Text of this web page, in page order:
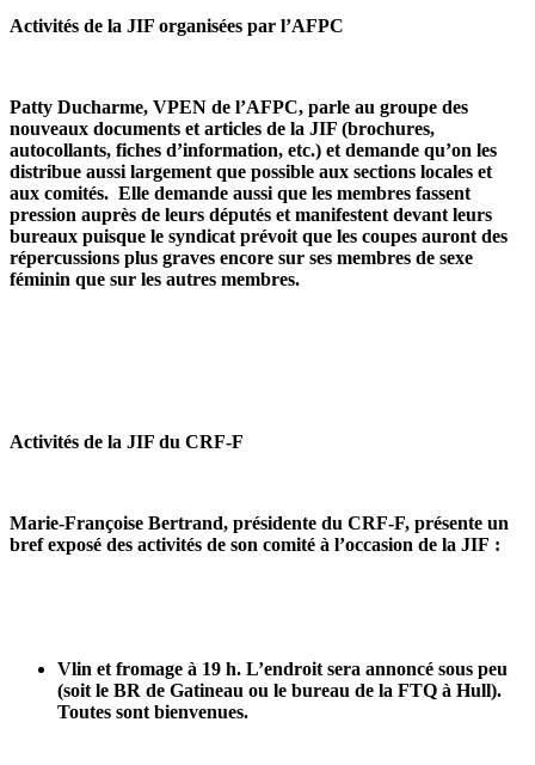
Activités de la JIF organisées par l’AFPC
Patty Ducharme, VPEN de l’AFPC, parle au groupe des
nouveaux documents et articles de la JIF (brochures,
autocollants, fiches d’information, etc.) et demande qu’on les
distribue aussi largement que possible aux sections locales et
aux comités. Elle demande aussi que les membres fassent
pression auprès de leurs députés et manifestent devant leurs
bureaux puisque le syndicat prévoit que les coupes auront des
répercussions plus graves encore sur ses membres de sexe
féminin que sur les autres membres.
Activités de la JIF du CRF-F
Marie-Françoise Bertrand, présidente du CRF-F, présente un
bref exposé des activités de son comité à l’occasion de la JIF :
Vlin et fromage à 19 h. L’endroit sera annoncé sous peu
(soit le BR de Gatineau ou le bureau de la FTQ à Hull).
Toutes sont bienvenues.